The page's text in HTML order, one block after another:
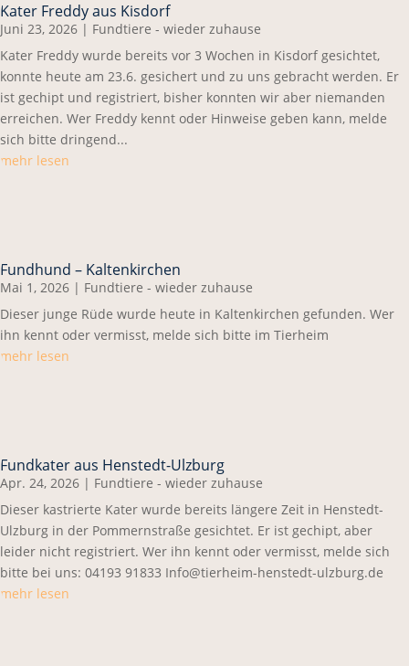
Kater Freddy aus Kisdorf
Juni 23, 2026 | Fundtiere - wieder zuhause
Kater Freddy wurde bereits vor 3 Wochen in Kisdorf gesichtet,
konnte heute am 23.6. gesichert und zu uns gebracht werden. Er
ist gechipt und registriert, bisher konnten wir aber niemanden
erreichen. Wer Freddy kennt oder Hinweise geben kann, melde
sich bitte dringend...
mehr lesen
Fundhund – Kaltenkirchen
Mai 1, 2026 | Fundtiere - wieder zuhause
Dieser junge Rüde wurde heute in Kaltenkirchen gefunden. Wer
ihn kennt oder vermisst, melde sich bitte im Tierheim
mehr lesen
Fundkater aus Henstedt-Ulzburg
Apr. 24, 2026 | Fundtiere - wieder zuhause
Dieser kastrierte Kater wurde bereits längere Zeit in Henstedt-
Ulzburg in der Pommernstraße gesichtet. Er ist gechipt, aber
leider nicht registriert. Wer ihn kennt oder vermisst, melde sich
bitte bei uns: 04193 91833 Info@tierheim-henstedt-ulzburg.de
mehr lesen